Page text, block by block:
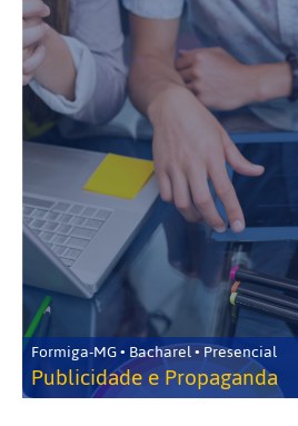
Formiga-MG • Bacharel • Presencial
Publicidade e Propaganda